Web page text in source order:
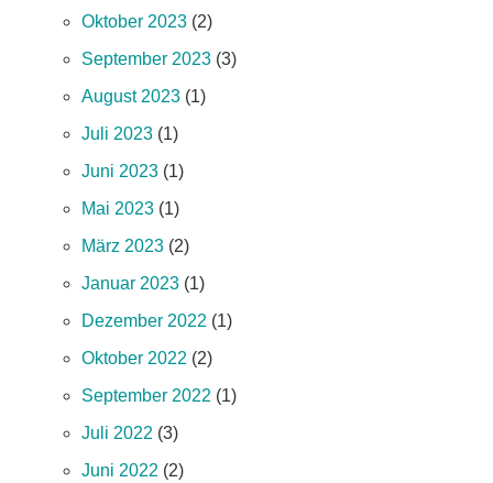
Oktober 2023 (2)
September 2023 (3)
August 2023 (1)
Juli 2023 (1)
Juni 2023 (1)
Mai 2023 (1)
März 2023 (2)
Januar 2023 (1)
Dezember 2022 (1)
Oktober 2022 (2)
September 2022 (1)
Juli 2022 (3)
Juni 2022 (2)